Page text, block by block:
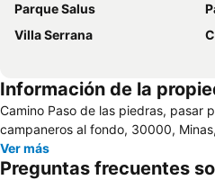
Parque Salus
Villa Serrana
Información de la
Camino Paso de las piedras, pasar
campaneros al fondo, 30000,
Ver más
Preguntas frecuentes